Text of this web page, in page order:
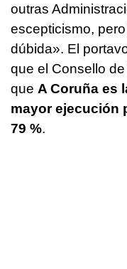
outras
escepticismo,
dúbida». El
que el Consello
que A Coruña es
mayor ejecución
79 %.